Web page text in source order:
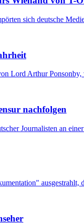
sich deutsche
Lord Arthur
nachfolgen
Journalisten an